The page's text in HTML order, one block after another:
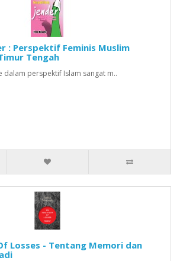
: Perspektif Feminis Muslim
Tengah
dalam perspektif Islam sangat m..
Losses - Tentang Memori dan